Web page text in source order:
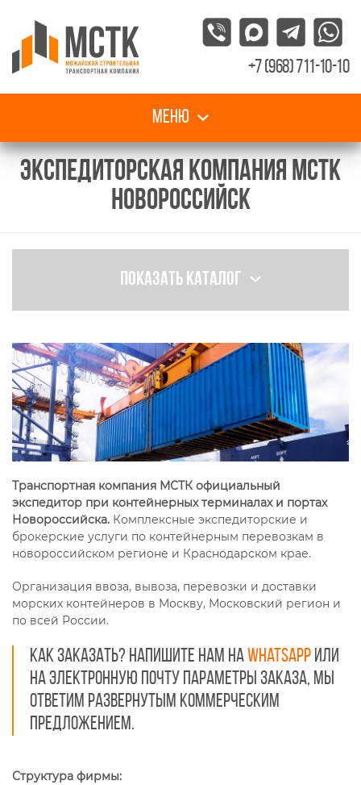
+7 (968) 711-10-10
Меню
ЭКСПЕДИТОРСКАЯ КОМПАНИЯ МСТК
НОВОРОССИЙСК
Показать каталог
Транспортная компания МСТК официальный
экспедитор при контейнерных терминалах и портах
Новороссийска. Комплексные экспедиторские и
брокерские услуги по контейнерным перевозкам в
новороссийском регионе и Краснодарском крае.
Организация ввоза, вывоза, перевозки и доставки
морских контейнеров в Москву, Московский регион и
по всей России.
Как заказать? Напишите нам наWhatsapp или
на электронную почту параметры заказа, мы
ответим развернутым коммерческим
предложением.
Структура фирмы: